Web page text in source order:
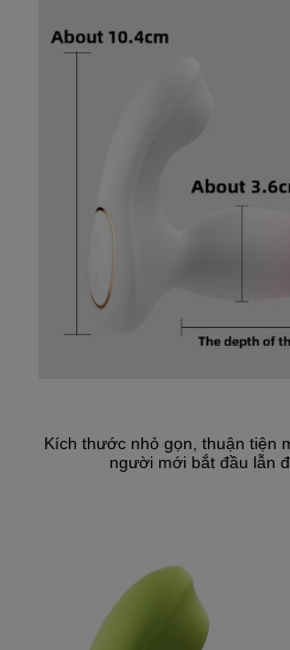
Kích thước nhỏ gọn, thuận tiện
người mới bắt đầu lẫn